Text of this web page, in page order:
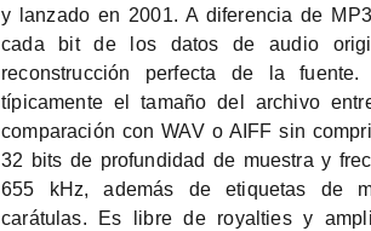
y lanzado en 2001. A diferencia de
cada bit de los datos de audio
reconstrucción perfecta de la
típicamente el tamaño del archivo
comparación con WAV o AIFF sin
32 bits de profundidad de muestra y
655 kHz, además de etiquetas de
carátulas. Es libre de royalties y